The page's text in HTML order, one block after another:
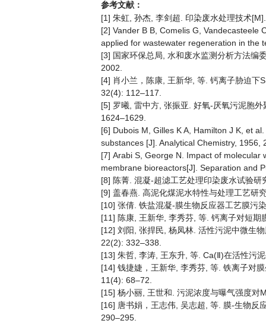
参考文献：
[1] 朱虹, 孙杰, 李剑超. 印染废水处理技术
[2] Vander B B, Comelis G,
applied for wastewater regeneration in the
[3] 国家环保总局, 水和废水监测分析方法编
2002.
[4] 肖小兰，陈康, 王新华, 等. 钙离子胁迫下
32(4): 112–117.
[5] 罗曦, 雷中方, 张振亚. 好氧-厌氧污泥胞
1624–1629.
[6] Dubois M, Gilles K A, Hamilton J K, et
substances [J]. Analytical Chemistry, 1956,
[7] Arabi S, George N. Impact of
membrane bioreactors[J]. Separation and
[8] 陈菁. 混凝-超滤工艺处理印染废水试验
[9] 盖春燕. 高泥化煤泥水特性与处理工艺研
[10] 张倩. 铁盐混凝-膜生物反应器工艺膜污
[11] 陈康, 王新华, 李秀芬, 等. 钙离子对短
[12] 刘阳, 张捍民, 杨凤林. 活性污泥中微生
22(2): 332–338.
[13] 朱哲, 李涛, 王东升, 等. Ca(Ⅱ)在活性污
[14] 钱捷婕，王新华, 李秀芬, 等. 铁离子对
11(4): 68–72.
[15] 杨小丽, 王世和. 污泥浓度与曝气强度
[16] 唐书娟，王志伟, 吴志超, 等. 膜-生物反
290–295.